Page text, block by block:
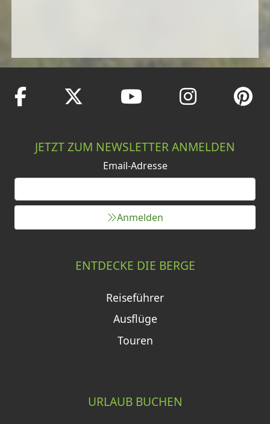
JETZT ZUM NEWSLETTER ANMELDEN
Email-Adresse
Anmelden
ENTDECKE DIE BERGE
Reiseführer
Ausflüge
Touren
URLAUB BUCHEN